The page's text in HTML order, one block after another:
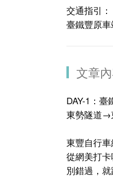
交通指引：
臺鐵豐原
文章
DAY-1：
東勢隧道→
東豐自行
從網美打
別錯過，